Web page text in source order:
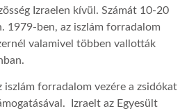
Izraelen kívül. Számát 10-20
1979-ben, az iszlám forradalom
valamivel többen vallották
iszlám forradalom vezére a zsidókat
Izraelt az Egyesült